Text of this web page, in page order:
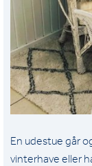
En udestue går
vinterhave eller